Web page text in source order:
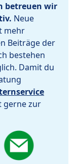
betreuen wir
Neue
mehr
Beiträge der
bestehen
Damit du
gerne zur